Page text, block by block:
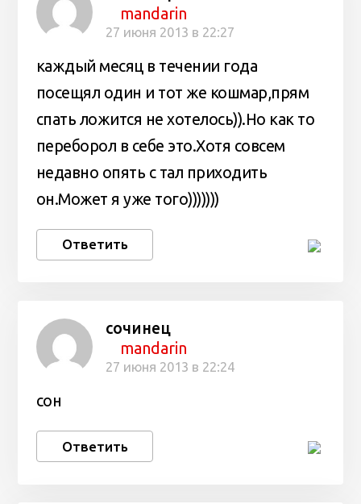
mandarin
27 июня 2013 в 22:27
каждый месяц в течении года
посещял один и тот же кошмар,прям
спать ложится не хотелось)).Но как то
переборол в себе это.Хотя совсем
недавно опять с тал приходить
он.Может я уже того)))))))
Ответить
сочинец
mandarin
27 июня 2013 в 22:24
сон
Ответить